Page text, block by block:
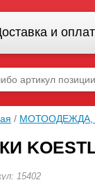
и
/ МОТООДЕЖДА,
15402